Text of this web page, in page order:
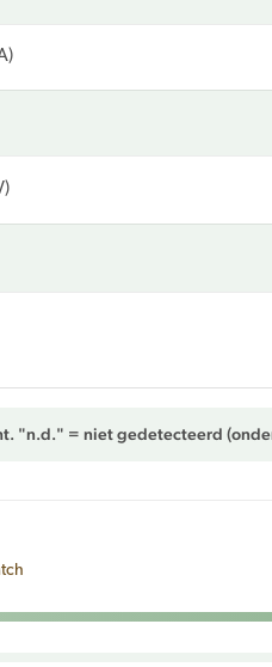
"n.d." = niet gedetecteerd